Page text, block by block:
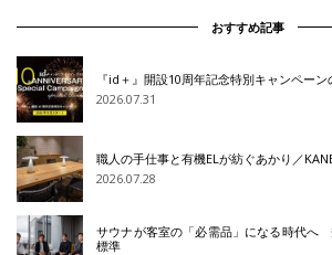
おすすめ記事
『id＋』開設10周年記念特別キャンペーン
2026.07.31
職人の手仕事と有機ELが紡ぐあかり／
2026.07.28
サウナが客室の「必需品」になる時代へ
標準